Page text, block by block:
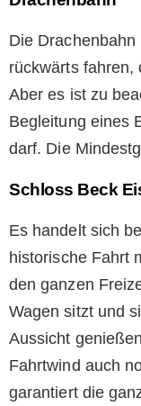
Die
rückwärts fahren,
Aber es ist zu
Begleitung eines
darf. Die
Schloss Beck
Es handelt sich
historische Fahrt
den ganzen
Wagen sitzt und
Aussicht
Fahrtwind auch
garantiert die